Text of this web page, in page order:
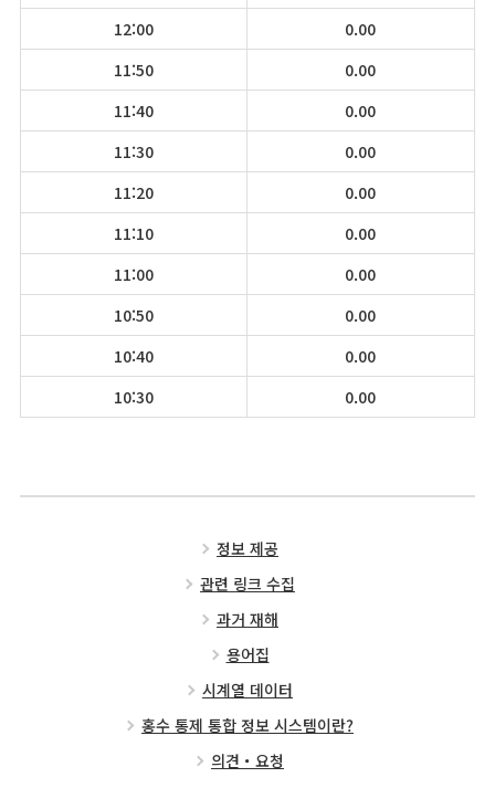
12:00
0.00
11:50
0.00
11:40
0.00
11:30
0.00
11:20
0.00
11:10
0.00
11:00
0.00
10:50
0.00
10:40
0.00
10:30
0.00
정보 제공
관련 링크 수집
과거 재해
용어집
시계열 데이터
홍수 통제 통합 정보 시스템이란?
의견・요청